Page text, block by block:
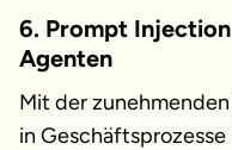
6. Prompt
Agenten
Mit der
in